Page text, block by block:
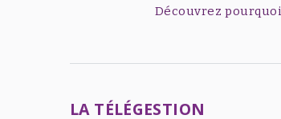
Découvrez pourquoi
LA TÉLÉGESTION